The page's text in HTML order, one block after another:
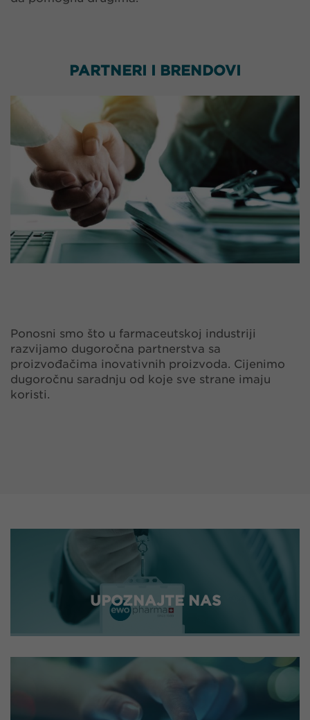
PARTNERI I BRENDOVI
Ponosni smo što u farmaceutskoj industriji
razvijamo dugoročna partnerstva sa
proizvođačima inovativnih proizvoda. Cijenimo
dugoročnu saradnju od koje sve strane imaju
koristi.
UPOZNAJTE NAS